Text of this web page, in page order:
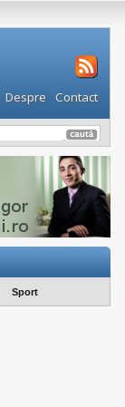
Despre Contact
Sport